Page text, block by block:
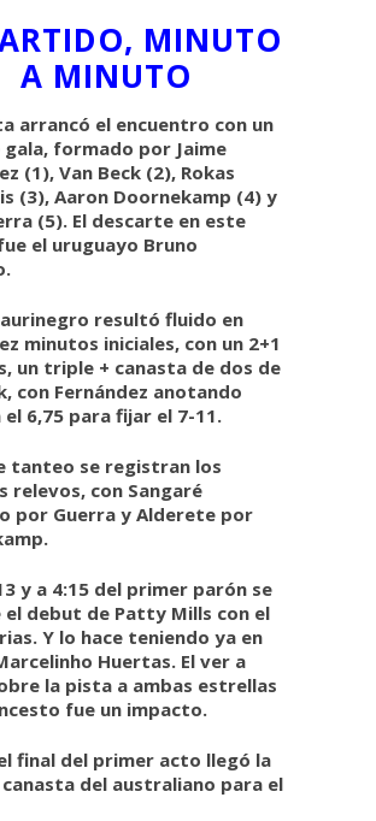
MINUTO
A MINUTO
arrancó el encuentro con un
gala, formado por Jaime
(1), Van Beck (2), Rokas
(3), Aaron Doornekamp (4) y
(5). El descarte en este
el uruguayo Bruno
aurinegro resultó fluido en
minutos iniciales, con un 2+1
un triple + canasta de dos de
con Fernández anotando
6,75 para fijar el 7-11.
tanteo se registran los
relevos, con Sangaré
por Guerra y Alderete por
y a 4:15 del primer parón se
el debut de Patty Mills con el
Y lo hace teniendo ya en
Huertas. El ver a
la pista a ambas estrellas
fue un impacto.
final del primer acto llegó la
del australiano para el